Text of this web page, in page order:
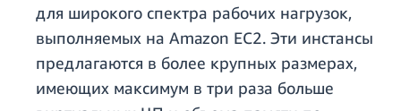
для широкого спектра рабочих нагрузок,
выполняемых на Amazon EC2. Эти инстансы
предлагаются в более крупных размерах,
имеющих максимум в три раза больше